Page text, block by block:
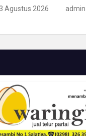
3 Agustus 2026 admin